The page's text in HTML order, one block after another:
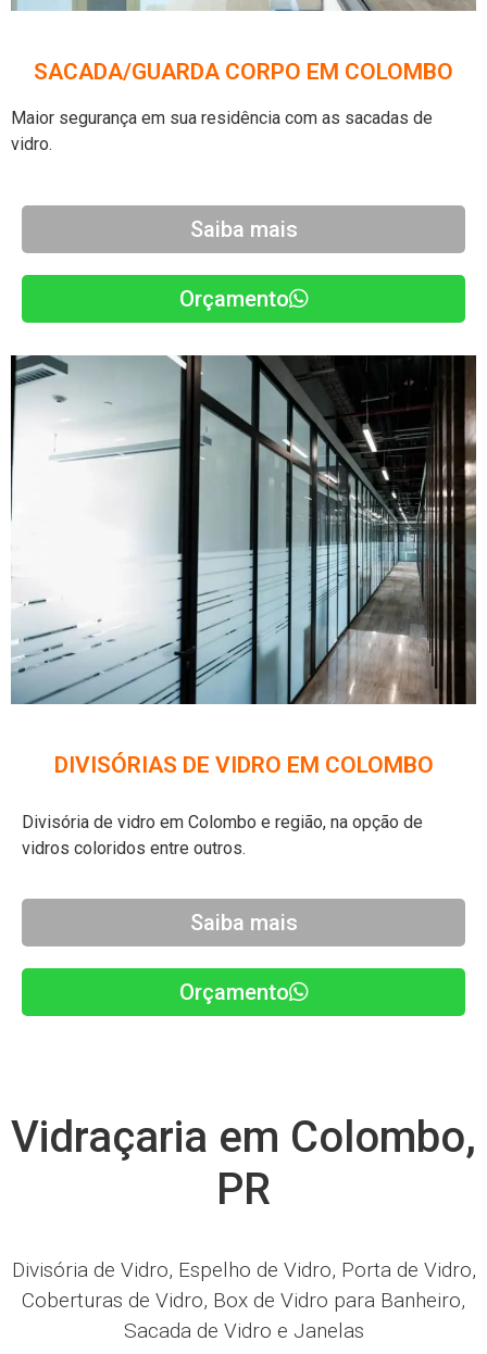
SACADA/GUARDA CORPO EM COLOMBO
Maior segurança em sua residência com as sacadas de
vidro.
Saiba mais
Orçamento
DIVISÓRIAS DE VIDRO EM COLOMBO
Divisória de vidro em Colombo e região, na opção de
vidros coloridos entre outros.
Saiba mais
Orçamento
Vidraçaria em Colombo,
PR
Divisória de Vidro, Espelho de Vidro, Porta de Vidro,
Coberturas de Vidro, Box de Vidro para Banheiro,
Sacada de Vidro e Janelas